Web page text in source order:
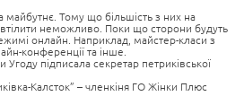
майбутнє. Тому що більшість з них на
втілити неможливо. Поки що сторони будуть
онлайн. Наприклад, майстер-класи з
конференції та інше.
Угоду підписала секретар петриківської
Калсток” – членкіня ГО Жінки Плюс